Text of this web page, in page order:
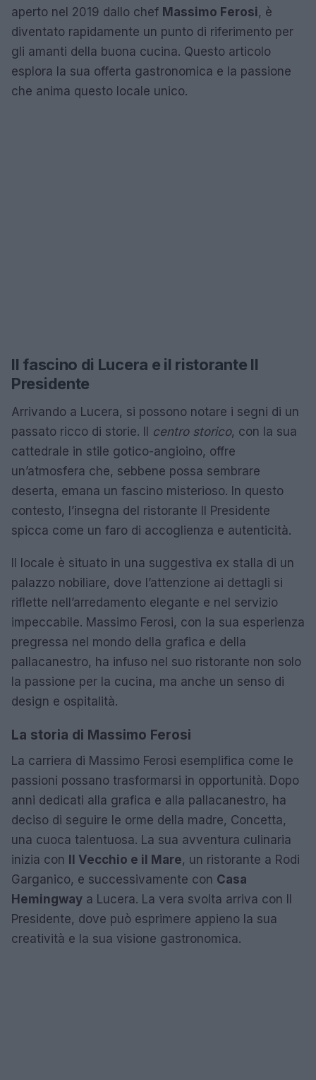
aperto nel 2019 dallo chef Massimo Ferosi, è
diventato rapidamente un punto di riferimento per
gli amanti della buona cucina. Questo articolo
esplora la sua offerta gastronomica e la passione
che anima questo locale unico.
Il fascino di Lucera e il ristorante Il
Presidente
Arrivando a Lucera, si possono notare i segni di un
passato ricco di storie. Il centro storico, con la sua
cattedrale in stile gotico-angioino, offre
un’atmosfera che, sebbene possa sembrare
deserta, emana un fascino misterioso. In questo
contesto, l’insegna del ristorante Il Presidente
spicca come un faro di accoglienza e autenticità.
Il locale è situato in una suggestiva ex stalla di un
palazzo nobiliare, dove l’attenzione ai dettagli si
riflette nell’arredamento elegante e nel servizio
impeccabile. Massimo Ferosi, con la sua esperienza
pregressa nel mondo della grafica e della
pallacanestro, ha infuso nel suo ristorante non solo
la passione per la cucina, ma anche un senso di
design e ospitalità.
La storia di Massimo Ferosi
La carriera di Massimo Ferosi esemplifica come le
passioni possano trasformarsi in opportunità. Dopo
anni dedicati alla grafica e alla pallacanestro, ha
deciso di seguire le orme della madre, Concetta,
una cuoca talentuosa. La sua avventura culinaria
inizia con Il Vecchio e il Mare, un ristorante a Rodi
Garganico, e successivamente con Casa
Hemingway a Lucera. La vera svolta arriva con Il
Presidente, dove può esprimere appieno la sua
creatività e la sua visione gastronomica.